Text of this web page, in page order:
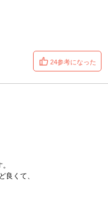
24参考になった
良くて、